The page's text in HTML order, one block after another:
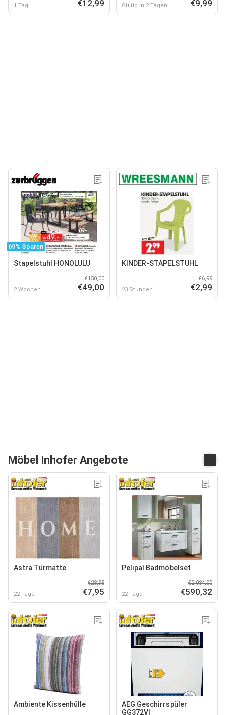
1 Tag €12,99 Gültig in 2 Tagen €9,99
69% Sparen
Stapelstuhl HONOLULU
2 Wochen
€150,00
€49,00
KINDER-STAPELSTUHL
23 Stunden
€6,99
€2,99
Möbel Inhofer Angebote
Astra Türmatte
22 Tage
€23,95
€7,95
Pelipal Badmöbelset
22 Tage
€2.084,00
€590,32
Ambiente Kissenhülle
AEG Geschirrspüler
GG372VI